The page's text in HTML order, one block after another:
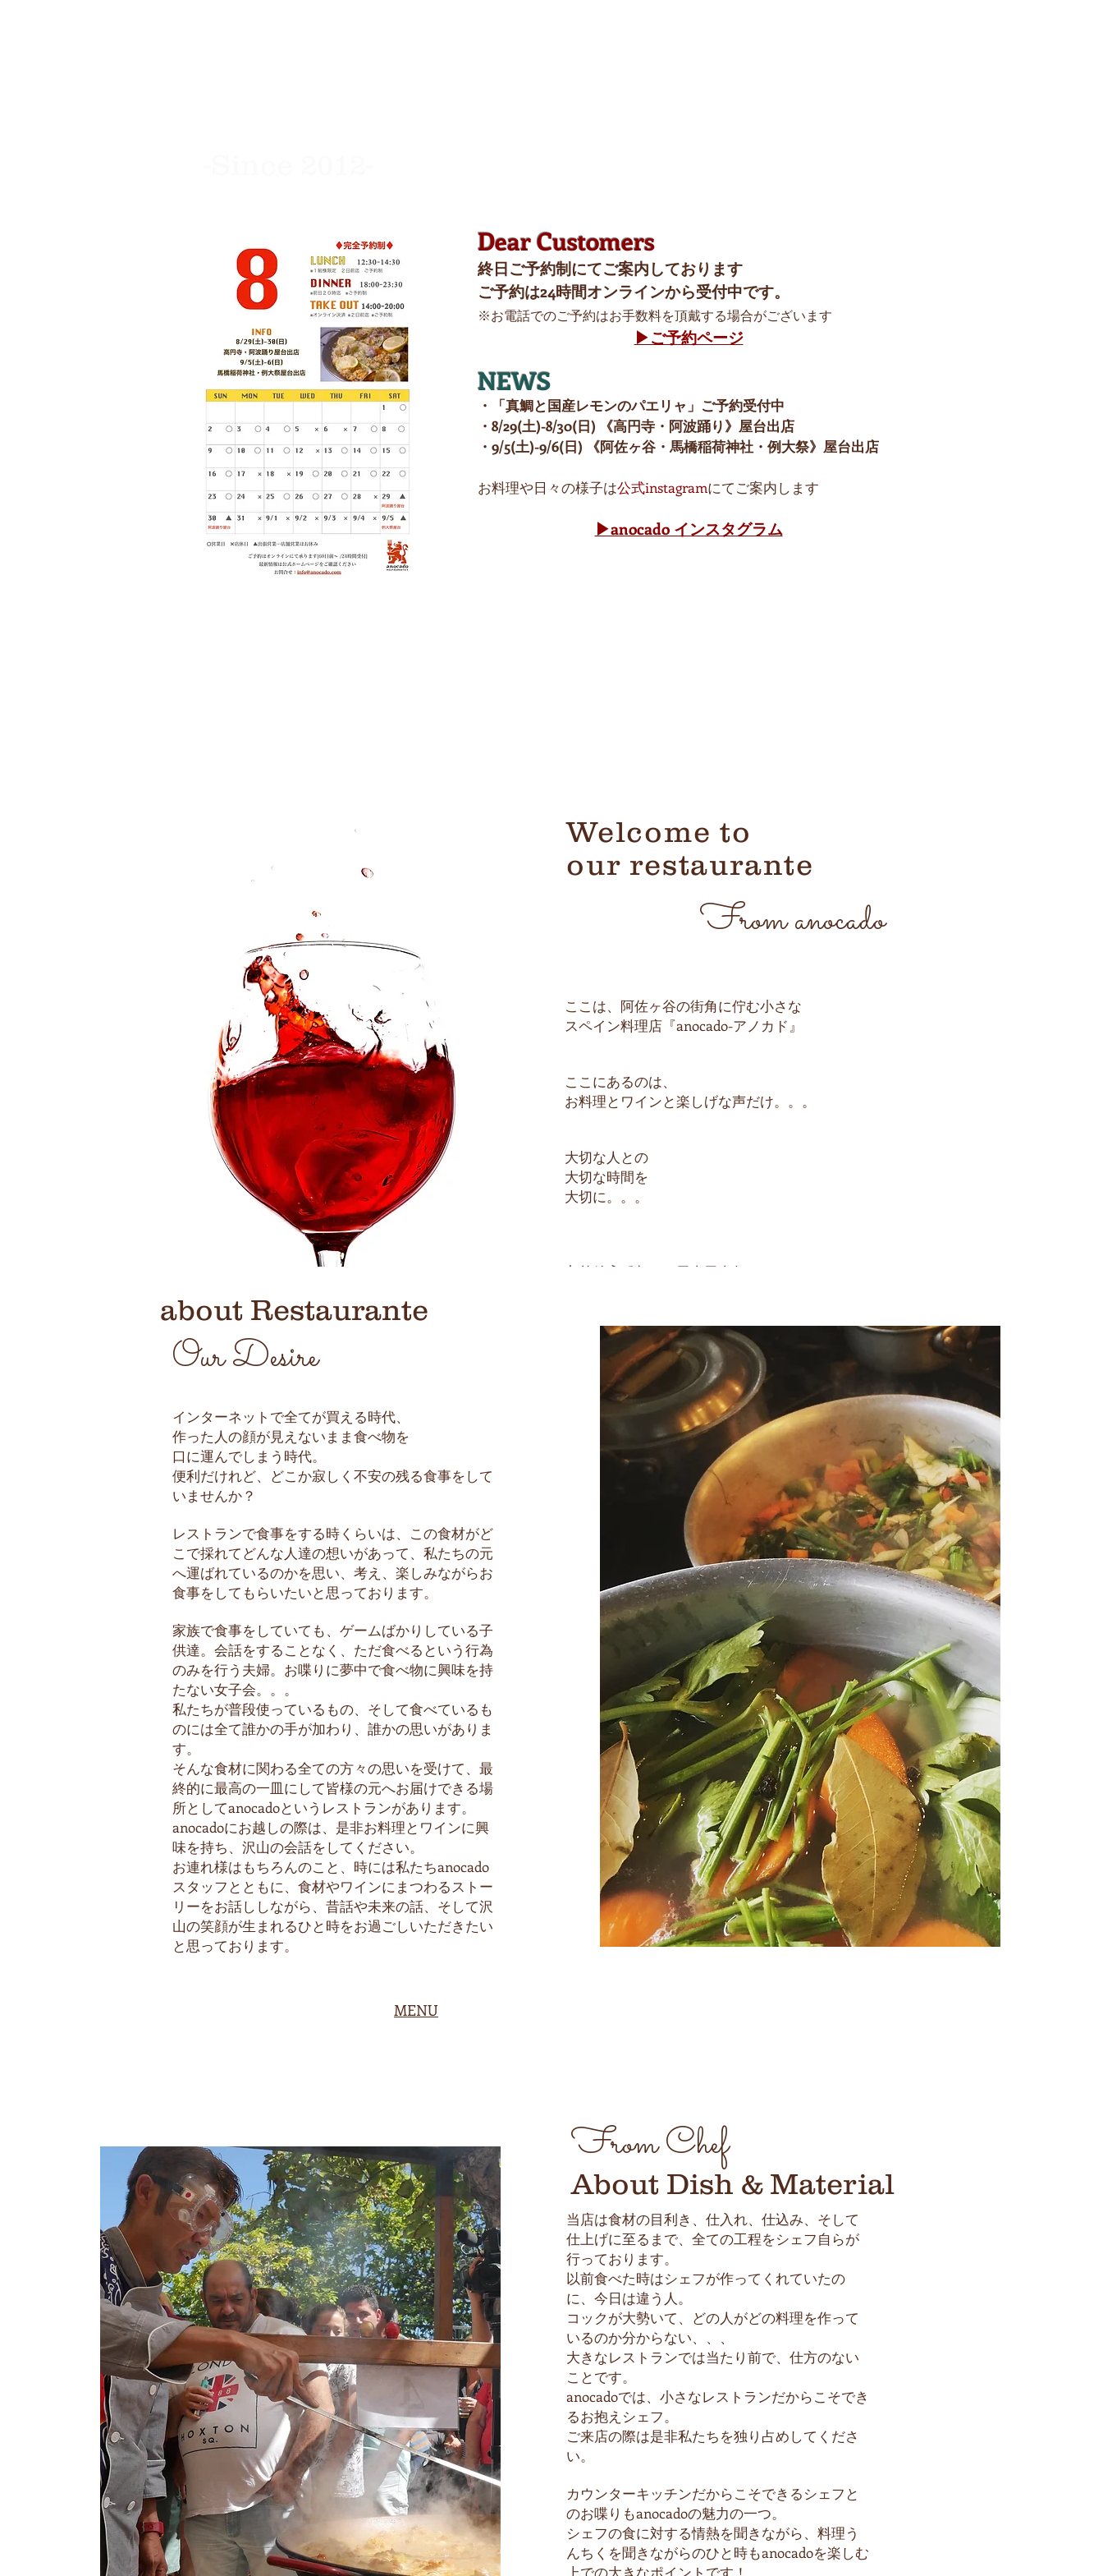
Dear Customers
終日ご予約制にてご案内しております
ご予約は24時間オンラインから受付中です。
※お電話でのご予約はお手数料を頂戴する場合がございます
▶︎ご予約ページ
NEWS
・「真鯛と国産レモンのパエリャ」ご予約受付中
・8/29(土)-8/30(日) 《高円寺・阿波踊り》屋台出店
・9/5(土)-9/6(日) 《阿佐ヶ谷・馬橋稲荷神社・例大祭》屋台出店
お料理や日々の様子は公式instagramにてご案内します
▶︎anocado インスタグラム
Welcome to
our restaurante
​From anocado
ここは、阿佐ヶ谷の街角に佇む小さな
スペイン料理店『anocado-アノカド』
ここにあるのは、
お料理とワインと楽しげな声だけ。。。
大切な人との
大切な時間を
大切に。。。
ありそうでない、ワクワクと、
​about Restaurante
​Our Desire
インターネットで全てが買える時代、
作った人の顔が見えないまま食べ物を
口に運んでしまう時代。
便利だけれど、どこか寂しく不安の残る食事をして
いませんか？
レストランで食事をする時くらいは、この食材がど
こで採れてどんな人達の想いがあって、私たちの元
へ運ばれているのかを思い、考え、楽しみながらお
食事をしてもらいたいと思っております。
家族で食事をしていても、ゲームばかりしている子
供達。会話をすることなく、ただ食べるという行為
のみを行う夫婦。お喋りに夢中で食べ物に興味を持
たない女子会。。。
私たちが普段使っているもの、そして食べているも
のには全て誰かの手が加わり、誰かの思いがありま
す。
そんな食材に関わる全ての方々の思いを受けて、最
終的に最高の一皿にして皆様の元へお届けできる場
所としてanocadoというレストランがあります。
anocadoにお越しの際は、是非お料理とワインに興
味を持ち、沢山の会話をしてください。
お連れ様はもちろんのこと、時には私たちanocado
スタッフとともに、食材やワインにまつわるストー
リーをお話ししながら、昔話や未来の話、そして沢
山の笑顔が生まれるひと時をお過ごしいただきたい
と思っております。
​MENU
​About Dish & Material
​From Chef
当店は食材の目利き、仕入れ、仕込み、そして
仕上げに至るまで、全ての工程をシェフ自らが
行っております。
以前食べた時はシェフが作ってくれていたの
に、今日は違う人。
コックが大勢いて、どの人がどの料理を作って
いるのか分からない、、、
大きなレストランでは当たり前で、仕方のない
ことです。
anocadoでは、小さなレストランだからこそでき
るお抱えシェフ。
ご来店の際は是非私たちを独り占めしてくださ
い。
カウンターキッチンだからこそできるシェフと
のお喋りもanocadoの魅力の一つ。
シェフの食に対する情熱を聞きながら、料理う
んちくを聞きながらのひと時もanocadoを楽しむ
上での大きなポイントです！